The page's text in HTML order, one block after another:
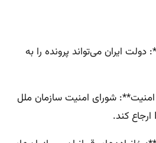
ایران می‌تواند پرونده را به
شورای امنیت سازمان ملل